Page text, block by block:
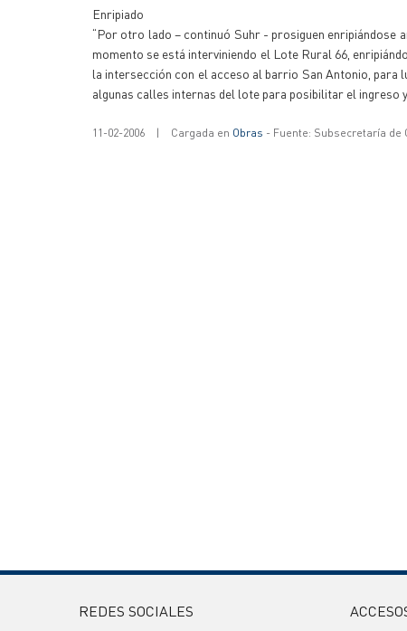
Enripiado
“Por otro lado – continuó Suhr - prosiguen enripiándose
momento se está interviniendo el Lote Rural 66,
la intersección con el acceso al barrio San Antonio,
algunas calles internas del lote para posibilitar el ingreso
11-02-2006 | Cargada en Obras - Fuente: Subsecretaría de
REDES SOCIALES